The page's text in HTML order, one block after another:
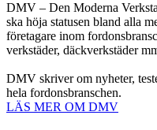
DMV – Den Moderna
ska höja statusen bland alla
företagare inom
verkstäder, däckverkstäder
DMV skriver om nyheter,
hela fordonsbranschen.
LÄS MER OM DMV